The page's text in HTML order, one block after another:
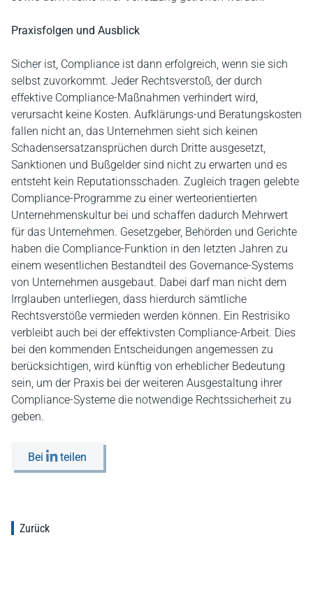
Praxisfolgen und Ausblick
Sicher ist, Compliance ist dann erfolgreich, wenn sie sich
selbst zuvorkommt. Jeder Rechtsverstoß, der durch
effektive Compliance-Maßnahmen verhindert wird,
verursacht keine Kosten. Aufklärungs-und Beratungskosten
fallen nicht an, das Unternehmen sieht sich keinen
Schadensersatzansprüchen durch Dritte ausgesetzt,
Sanktionen und Bußgelder sind nicht zu erwarten und es
entsteht kein Reputationsschaden. Zugleich tragen gelebte
Compliance-Programme zu einer werteorientierten
Unternehmenskultur bei und schaffen dadurch Mehrwert
für das Unternehmen. Gesetzgeber, Behörden und Gerichte
haben die Compliance-Funktion in den letzten Jahren zu
einem wesentlichen Bestandteil des Governance-Systems
von Unternehmen ausgebaut. Dabei darf man nicht dem
Irrglauben unterliegen, dass hierdurch sämtliche
Rechtsverstöße vermieden werden können. Ein Restrisiko
verbleibt auch bei der effektivsten Compliance-Arbeit. Dies
bei den kommenden Entscheidungen angemessen zu
berücksichtigen, wird künftig von erheblicher Bedeutung
sein, um der Praxis bei der weiteren Ausgestaltung ihrer
Compliance-Systeme die notwendige Rechtssicherheit zu
geben.
Bei teilen
Zurück